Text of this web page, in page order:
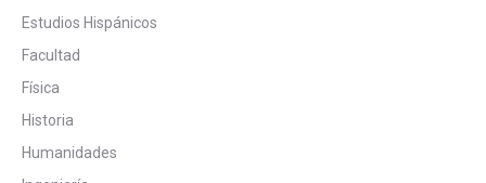
Estudios Hispánicos
Facultad
Física
Historia
Humanidades